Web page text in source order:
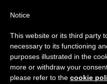
Notice
This website or its third party
necessary to its functioning
purposes illustrated in the
more or withdraw your
please refer to the cookie